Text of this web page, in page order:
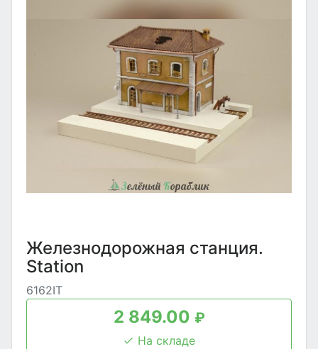
Железнодорожная станция.
Station
6162IT
2 849.00 ₽
На складе